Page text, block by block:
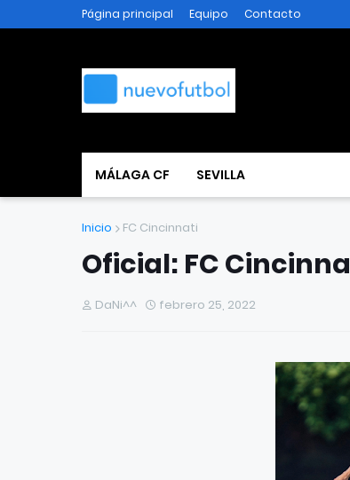
Página principal Equipo Contacto
MÁLAGA CF SEVILLA
Inicio FC Cincinnati
Oficial: FC
DaNi^^ febrero 25, 2022